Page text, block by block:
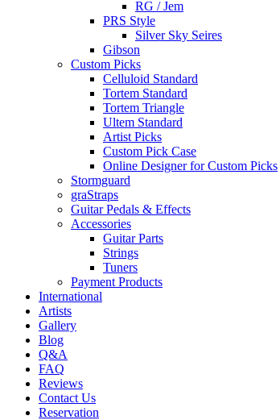
RG / Jem
PRS Style
Silver Sky Seires
Gibson
Custom Picks
Celluloid Standard
Tortem Standard
Tortem Triangle
Ultem Standard
Artist Picks
Custom Pick Case
Online Designer for Custom Picks
Stormguard
graStraps
Guitar Pedals & Effects
Accessories
Guitar Parts
Strings
Tuners
Payment Products
International
Artists
Gallery
Blog
Q&A
FAQ
Reviews
Contact Us
Reservation